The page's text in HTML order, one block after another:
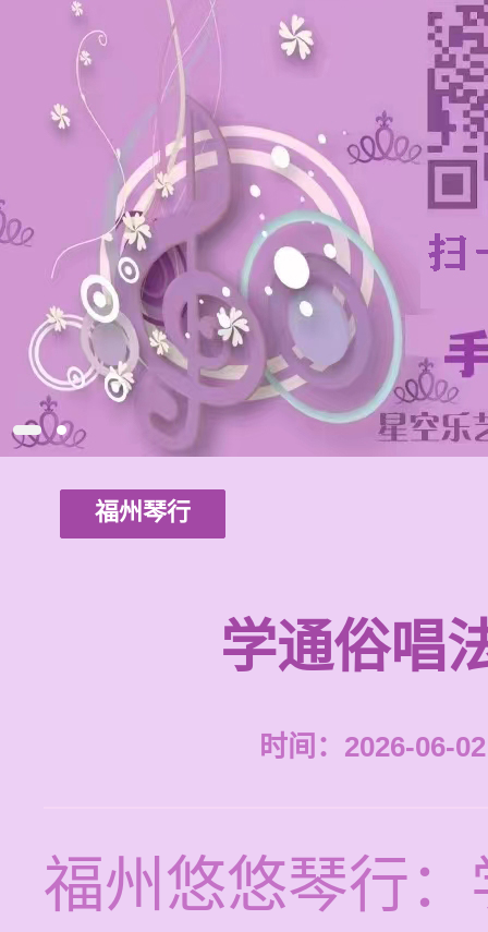
福州琴行
学通俗唱
时间：2026-06-
福州悠悠琴行